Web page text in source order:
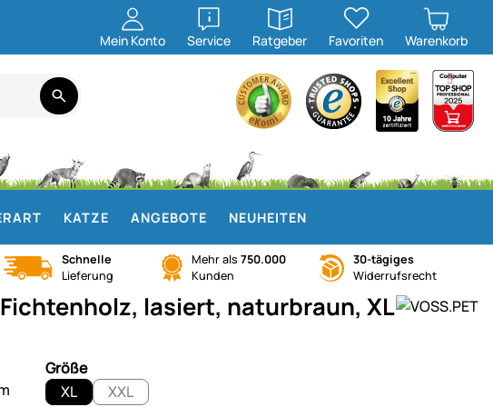
Mein Konto Service
öffnen
Ratgeber
öffnen
Favoriten Warenkorb
KATZE ANGEBOTE NEUHEITEN
Schnelle
Lieferung
Mehr als 750.000
Kunden
30-tägiges
Widerrufsrecht
lasiert, naturbraun, XL
Größe
XL
XXL